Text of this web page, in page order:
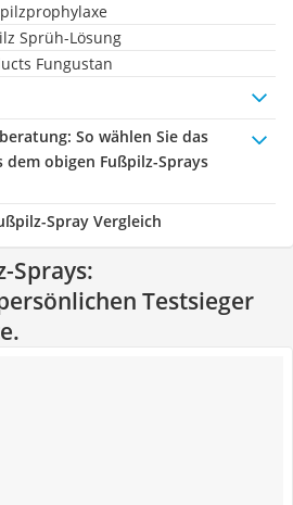
Sprüh-Lösung
Fungustan
: So wählen Sie das
obigen Fußpilz-Sprays
Spray Vergleich
Sprays:
Testsieger